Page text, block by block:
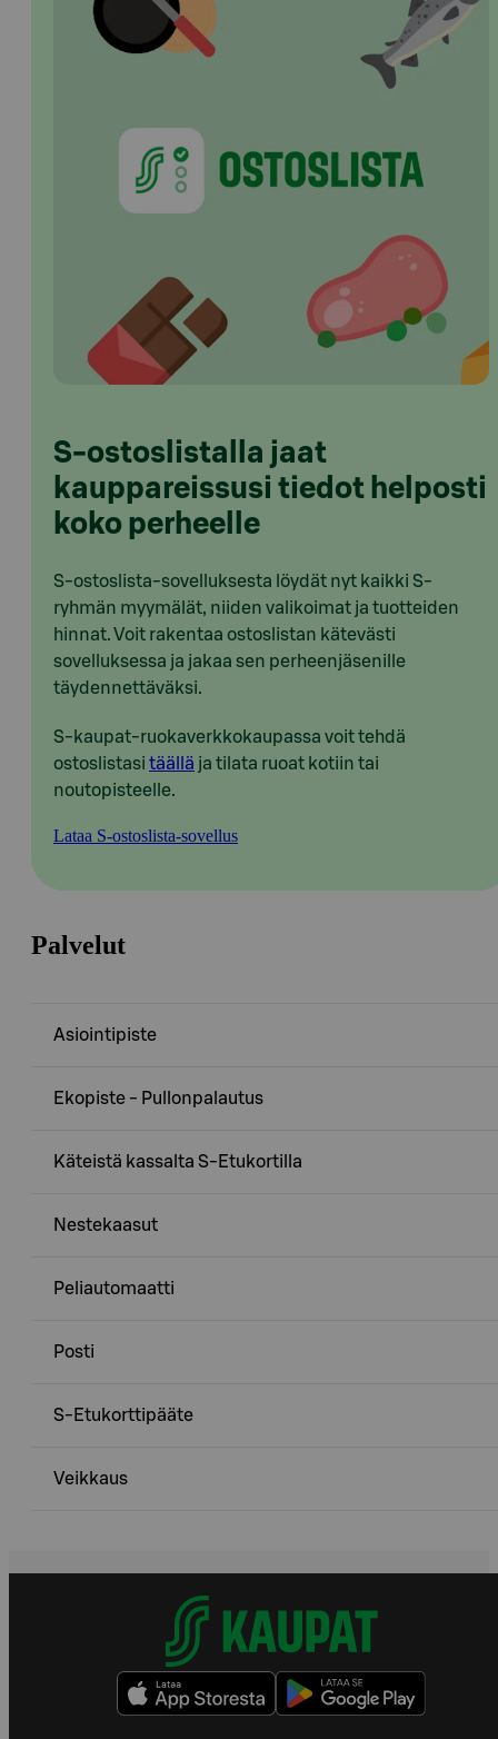
S-ostoslistalla jaat
kauppareissusi tiedot helposti
koko perheelle
S-ostoslista-sovelluksesta löydät nyt kaikki S-
ryhmän myymälät, niiden valikoimat ja tuotteiden
hinnat. Voit rakentaa ostoslistan kätevästi
sovelluksessa ja jakaa sen perheenjäsenille
täydennettäväksi.
S-kaupat-ruokaverkkokaupassa voit tehdä
ostoslistasi täällä ja tilata ruoat kotiin tai
noutopisteelle.
Lataa S-ostoslista-sovellus
Palvelut
Asiointipiste
Ekopiste - Pullonpalautus
Käteistä kassalta S-Etukortilla
Nestekaasut
Peliautomaatti
Posti
S-Etukorttipääte
Veikkaus